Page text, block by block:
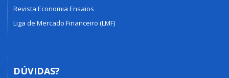
Revista Economia Ensaios
Liga de Mercado Financeiro (LMF)
DÚVIDAS?